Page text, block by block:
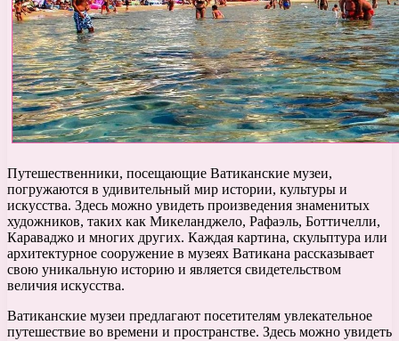
Путешественники, посещающие Ватиканские музеи,
погружаются в удивительный мир истории, культуры и
искусства. Здесь можно увидеть произведения знаменитых
художников, таких как Микеланджело, Рафаэль, Боттичелли,
Караваджо и многих других. Каждая картина, скульптура или
архитектурное сооружение в музеях Ватикана рассказывает
свою уникальную историю и является свидетельством
величия искусства.
Ватиканские музеи предлагают посетителям увлекательное
путешествие во времени и пространстве. Здесь можно увидеть